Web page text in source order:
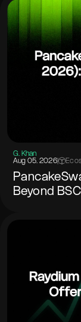
G. Khan
Aug 05. 2026|
Beyond